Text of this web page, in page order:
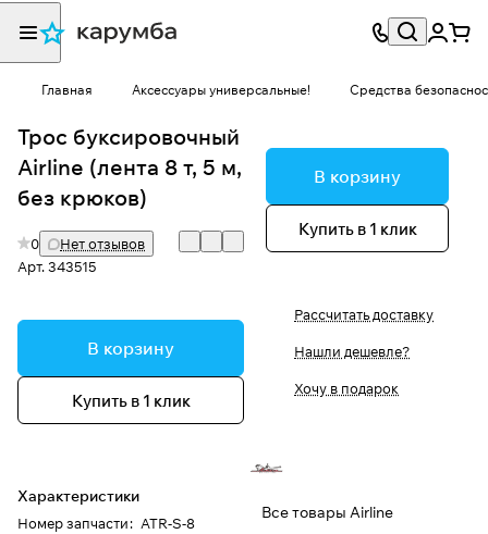
Главная Аксессуары универсальные! Средства
Трос буксировочный
Airline (лента 8 т, 5 м,
без крюков)
0
Нет отзывов
Арт.343515
В корзину
Купить в 1 клик
Характеристики
Номер запчасти: ATR-S-8
В корзину
Купить в 1 клик
Рассчитать доставку
Нашли дешевле?
Хочу в подарок
Все товары Airline